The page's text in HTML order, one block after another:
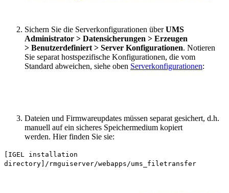
Sichern Sie die Serverkonfigurationen überUMS
Administrator > Datensicherungen > Erzeugen
> Benutzerdefiniert > Server Konfigurationen. Notieren
Sie separat hostspezifische Konfigurationen, die vom
Standard abweichen, siehe oben Serverkonfigurationen:
Dateien und Firmwareupdates müssen separat gesichert, d.h.
manuell auf ein sicheres Speichermedium kopiert
werden. Hier finden Sie sie:
[IGEL installation
directory]/rmguiserver/webapps/ums_filetransfer